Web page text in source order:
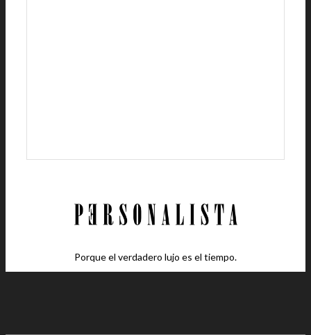
Porque el verdadero lujo es el tiempo.